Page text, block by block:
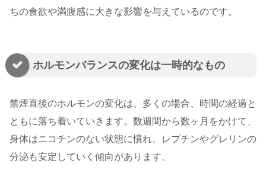
ちの食欲や満腹感に大きな影響を与えているのです。
ホルモンバランスの変化は一時的なもの
禁煙直後のホルモンの変化は、多くの場合、時間の経過と
ともに落ち着いていきます。数週間から数ヶ月をかけて、
身体はニコチンのない状態に慣れ、レプチンやグレリンの
分泌も安定していく傾向があります。